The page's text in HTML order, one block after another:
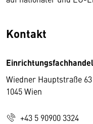
Kontakt
Wiedner Hauptstraße 63
1045 Wien
+43 5 90900 3324